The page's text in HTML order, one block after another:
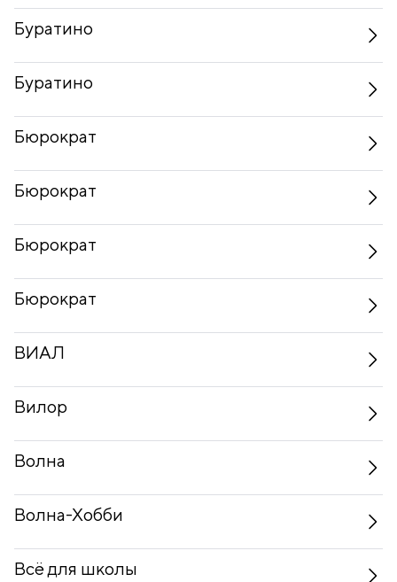
Буратино
Буратино
Бюрократ
Бюрократ
Бюрократ
Бюрократ
ВИАЛ
Вилор
Волна
Волна-Хобби
Всё для школы